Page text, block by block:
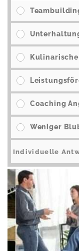
Coaching
Weniger